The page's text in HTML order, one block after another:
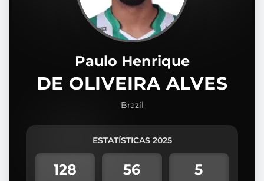
Paulo Henrique
DE OLIVEIRA ALVES
Brazil
ESTATÍSTICAS 2025
128 56 5